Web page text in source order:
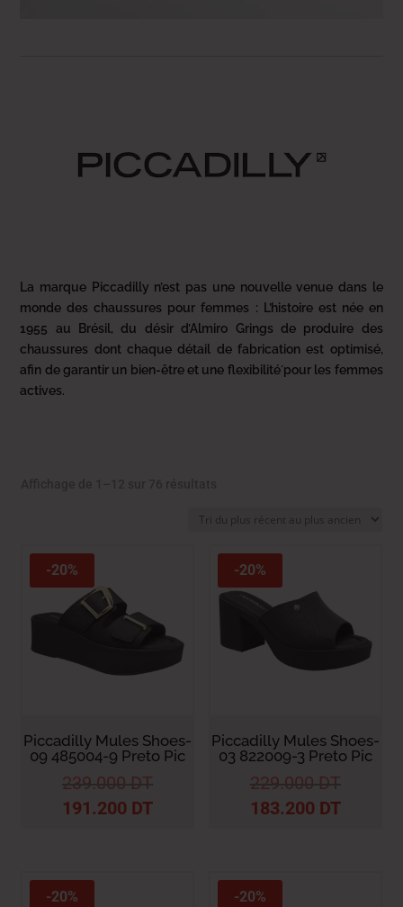
La marque Piccadilly n’est pas une nouvelle venue dans le
monde des chaussures pour femmes : L’histoire est née en
1955 au Brésil, du désir d’Almiro Grings de produire des
chaussures dont chaque détail de fabrication est optimisé,
afin de garantir un bien-être et une flexibilité́ pour les femmes
actives.
plus
plus
-20%
Piccadilly Mules Shoes-
09 485004-9 Preto Pic
239.000 DT
191.200 DT
-20%
Piccadilly Mules Shoes-
03 822009-3 Preto Pic
229.000 DT
183.200 DT
-20% -20%